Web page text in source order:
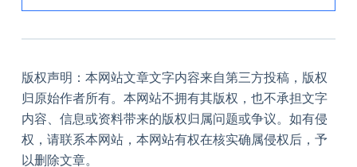
版权声明：本网站文章文字内容来自第三方投稿，版权
归原始作者所有。本网站不拥有其版权，也不承担文字
内容、信息或资料带来的版权归属问题或争议。如有侵
权，请联系本网站，本网站有权在核实确属侵权后，予
以删除文章。